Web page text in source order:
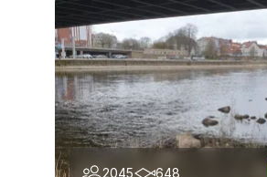
2045 648